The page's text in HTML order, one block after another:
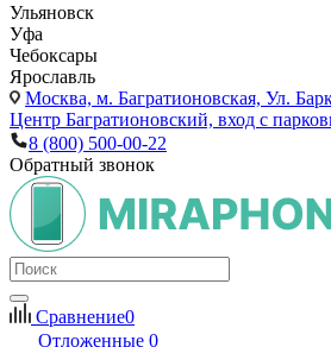
Ульяновск
Уфа
Чебоксары
Ярославль
Москва, м. Багратионовская, Ул.
Центр Багратионовский, вход с
8 (800) 500-00-22
Обратный звонок
Сравнение0
Отложенные 0